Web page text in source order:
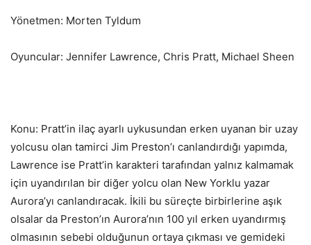
Yönetmen: Morten Tyldum
Oyuncular: Jennifer Lawrence, Chris Pratt, Michael Sheen
Konu: Pratt’in ilaç ayarlı uykusundan erken uyanan bir uzay
yolcusu olan tamirci Jim Preston’ı canlandırdığı yapımda,
Lawrence ise Pratt’in karakteri tarafından yalnız kalmamak
için uyandırılan bir diğer yolcu olan New Yorklu yazar
Aurora’yı canlandıracak. İkili bu süreçte birbirlerine aşık
olsalar da Preston’ın Aurora’nın 100 yıl erken uyandırmış
olmasının sebebi olduğunun ortaya çıkması ve gemideki